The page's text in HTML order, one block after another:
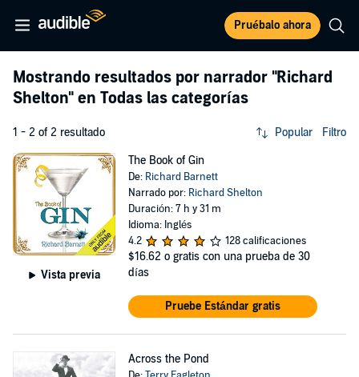
Pruébalo ahora
Mostrando resultados por narrador "Richard
Shelton" en Todas las categorías
1 - 2 of 2 resultado Popular Filtro
Vista previa
The Book of Gin
De: Richard Barnett
Narrado por: Richard Shelton
Duración: 7 h y 31 m
Idioma: Inglés
4.2
128 calificaciones
$16.62 o gratis con una prueba de 30
días
Pruebe Estándar gratis
Across the Pond